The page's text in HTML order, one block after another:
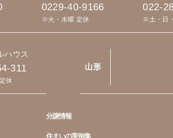
0229-40-9166
※火・水曜 定休
022-
※土・日
ハウス
311
休
山形
分譲情報
住まいの実例集